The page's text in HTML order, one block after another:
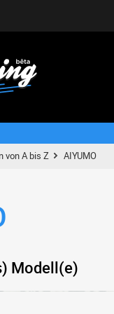
von A bis Z AIYUMO
Modell(e)